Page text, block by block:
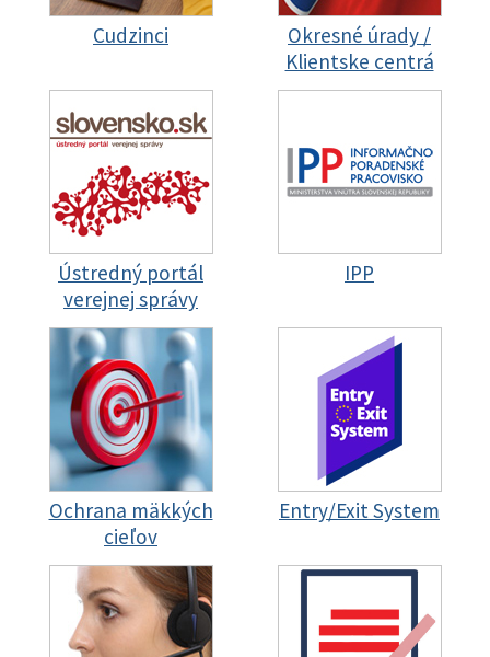
Cudzinci
Okresné úrady /
Klientske centrá
Ústredný portál
verejnej správy
IPP
Ochrana mäkkých
cieľov
Entry/Exit System